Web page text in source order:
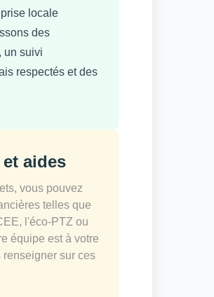
locale
des
un suivi
respectés et des
aides
vous pouvez
telles que
l'éco-PTZ ou
équipe est à votre
sur ces